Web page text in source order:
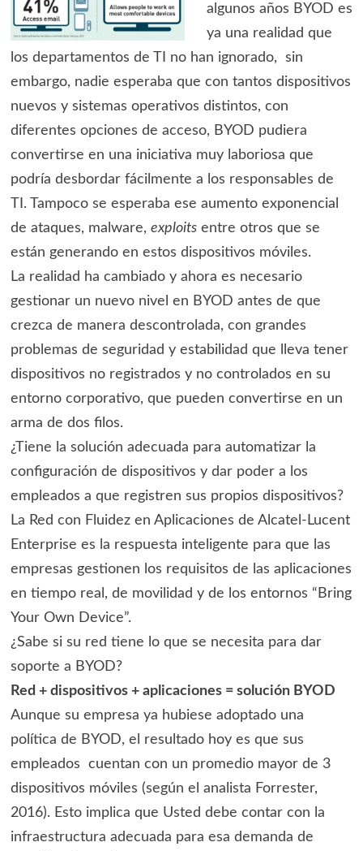
algunos años BYOD es
ya una realidad que
los departamentos de TI no han ignorado, sin
embargo, nadie esperaba que con tantos dispositivos
nuevos y sistemas operativos distintos, con
diferentes opciones de acceso, BYOD pudiera
convertirse en una iniciativa muy laboriosa que
podría desbordar fácilmente a los responsables de
TI. Tampoco se esperaba ese aumento exponencial
de ataques, malware, exploitsentre otros que se
están generando en estos dispositivos móviles.
La realidad ha cambiado y ahora es necesario
gestionar un nuevo nivel en BYOD antes de que
crezca de manera descontrolada, con grandes
problemas de seguridad y estabilidad que lleva tener
dispositivos no registrados y no controlados en su
entorno corporativo, que pueden convertirse en un
arma de dos filos.
¿Tiene la solución adecuada para automatizar la
configuración de dispositivos y dar poder a los
empleados a que registren sus propios dispositivos?
La Red con Fluidez en Aplicaciones de Alcatel-Lucent
Enterprise es la respuesta inteligente para que las
empresas gestionen los requisitos de las aplicaciones
en tiempo real, de movilidad y de los entornos “Bring
Your Own Device”.
¿Sabe si su red tiene lo que se necesita para dar
soporte a BYOD?
Red + dispositivos + aplicaciones = solución BYOD
Aunque su empresa ya hubiese adoptado una
política de BYOD, el resultado hoy es que sus
empleados cuentan con un promedio mayor de 3
dispositivos móviles (según el analista Forrester,
2016). Esto implica que Usted debe contar con la
infraestructura adecuada para esa demanda de